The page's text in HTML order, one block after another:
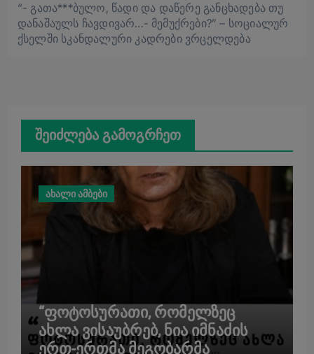
“- გათა***ბულო, წადი და დაწერე განცხადება თუ
დანაშაულს ჩავდივარ…- მემუქრები?” – სოციალურ
ქსელში სკანდალური კადრები ვრცელდება
შეიძლება გამოგრჩეთ
ახალი ამბები
“ფოტოსურათი, რომელზეც
ახლა ვისაუბრებ, ნია იმნაძის
ერთ-ერთმა მეგობარმა